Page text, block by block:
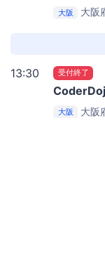
大阪 大阪
13:30 受付終了
大阪 大阪